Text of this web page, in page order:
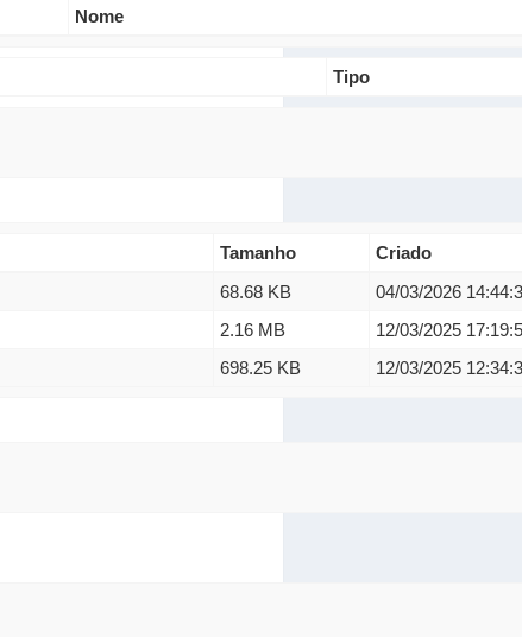
Nome
Tipo
Tamanho
Criado
68.68 KB
04/03/2026
2.16 MB
12/03/2025
698.25 KB 12/03/2025